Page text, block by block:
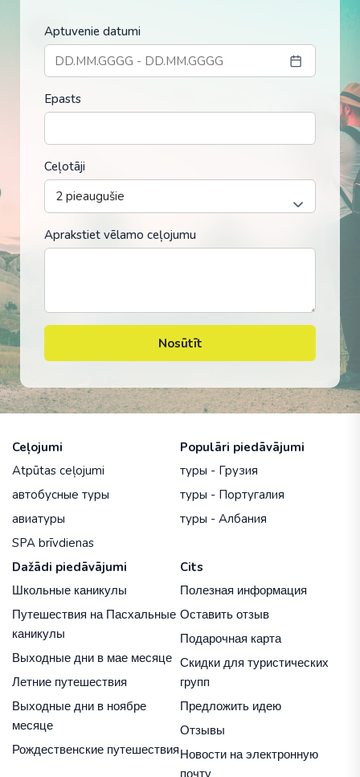
Aptuvenie datumi
Epasts
Ceļotāji
Aprakstiet vēlamo ceļojumu
Nosūtīt
Ceļojumi
Atpūtas ceļojumi
автобусные туры
авиатуры
SPA brīvdienas
Populāri piedāvājumi
туры - Грузия
туры - Португалия
туры - Албания
Dažādi piedāvājumi
Школьные каникулы
Путешествия на Пасхальные
каникулы
Выходные дни в мае месяце
Летние путешествия
Выходные дни в ноябре
месяце
Рождественские путешествия
Cits
Полезная информация
Оставить отзыв
Подарочная карта
Скидки для туристических
групп
Предложить идею
Отзывы
Новости на электронную
почту